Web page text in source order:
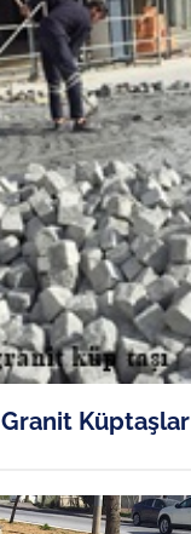
Granit Küptaşlar